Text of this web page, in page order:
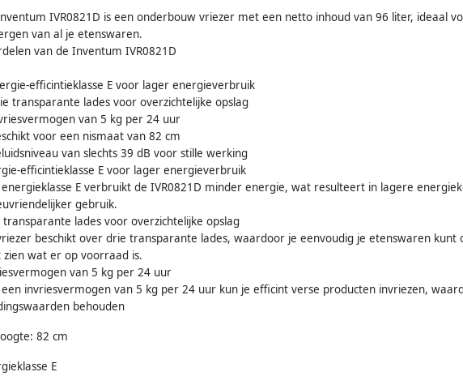
IVR0821D is een onderbouw vriezer met een netto inhoud van 96 liter, ideaal
van al je etenswaren.
van de Inventum IVR0821D
efficintieklasse E voor lager energieverbruik
transparante lades voor overzichtelijke opslag
van 5 kg per 24 uur
voor een nismaat van 82 cm
van slechts 39 dB voor stille werking
efficintieklasse E voor lager energieverbruik
E verbruikt de IVR0821D minder energie, wat resulteert in lagere
gebruik.
transparante lades voor overzichtelijke opslag
beschikt over drie transparante lades, waardoor je eenvoudig je etenswaren kunt
zien wat er op voorraad is.
van 5 kg per 24 uur
invriesvermogen van 5 kg per 24 uur kun je efficint verse producten invriezen,
behouden
82 cm
E